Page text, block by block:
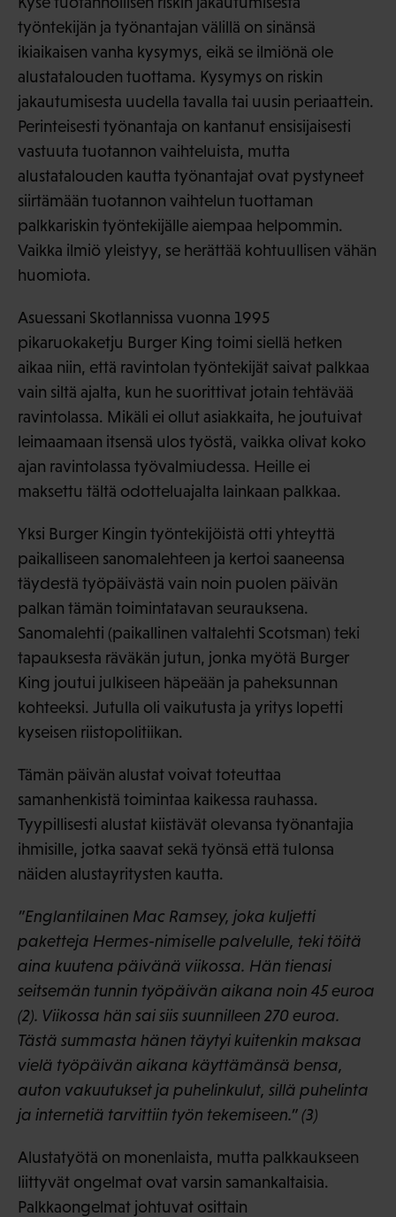
työntekijän ja työnantajan välillä on sinänsä
ikiaikaisen vanha kysymys, eikä se ilmiönä ole
alustatalouden tuottama. Kysymys on riskin
jakautumisesta uudella tavalla tai uusin periaattein.
Perinteisesti työnantaja on kantanut ensisijaisesti
vastuuta tuotannon vaihteluista, mutta
alustatalouden kautta työnantajat ovat pystyneet
siirtämään tuotannon vaihtelun tuottaman
palkkariskin työntekijälle aiempaa helpommin.
Vaikka ilmiö yleistyy, se herättää kohtuullisen vähän
huomiota.
Asuessani Skotlannissa vuonna 1995
pikaruokaketju Burger King toimi siellä hetken
aikaa niin, että ravintolan työntekijät saivat palkkaa
vain siltä ajalta, kun he suorittivat jotain tehtävää
ravintolassa. Mikäli ei ollut asiakkaita, he joutuivat
leimaamaan itsensä ulos työstä, vaikka olivat koko
ajan ravintolassa työvalmiudessa. Heille ei
maksettu tältä odotteluajalta lainkaan palkkaa.
Yksi Burger Kingin työntekijöistä otti yhteyttä
paikalliseen sanomalehteen ja kertoi saaneensa
täydestä työpäivästä vain noin puolen päivän
palkan tämän toimintatavan seurauksena.
Sanomalehti (paikallinen valtalehti Scotsman) teki
tapauksesta räväkän jutun, jonka myötä Burger
King joutui julkiseen häpeään ja paheksunnan
kohteeksi. Jutulla oli vaikutusta ja yritys lopetti
kyseisen riistopolitiikan.
Tämän päivän alustat voivat toteuttaa
samanhenkistä toimintaa kaikessa rauhassa.
Tyypillisesti alustat kiistävät olevansa työnantajia
ihmisille, jotka saavat sekä työnsä että tulonsa
näiden alustayritysten kautta.
”Englantilainen Mac Ramsey, joka kuljetti
paketteja Hermes-nimiselle palvelulle, teki töitä
aina kuutena päivänä viikossa. Hän tienasi
seitsemän tunnin työpäivän aikana noin 45 euroa
(2). Viikossa hän sai siis suunnilleen 270 euroa.
Tästä summasta hänen täytyi kuitenkin maksaa
vielä työpäivän aikana käyttämänsä bensa,
auton vakuutukset ja puhelinkulut, sillä puhelinta
ja internetiä tarvittiin työn tekemiseen.” (3)
Alustatyötä on monenlaista, mutta palkkaukseen
liittyvät ongelmat ovat varsin samankaltaisia.
Palkkaongelmat johtuvat osittain